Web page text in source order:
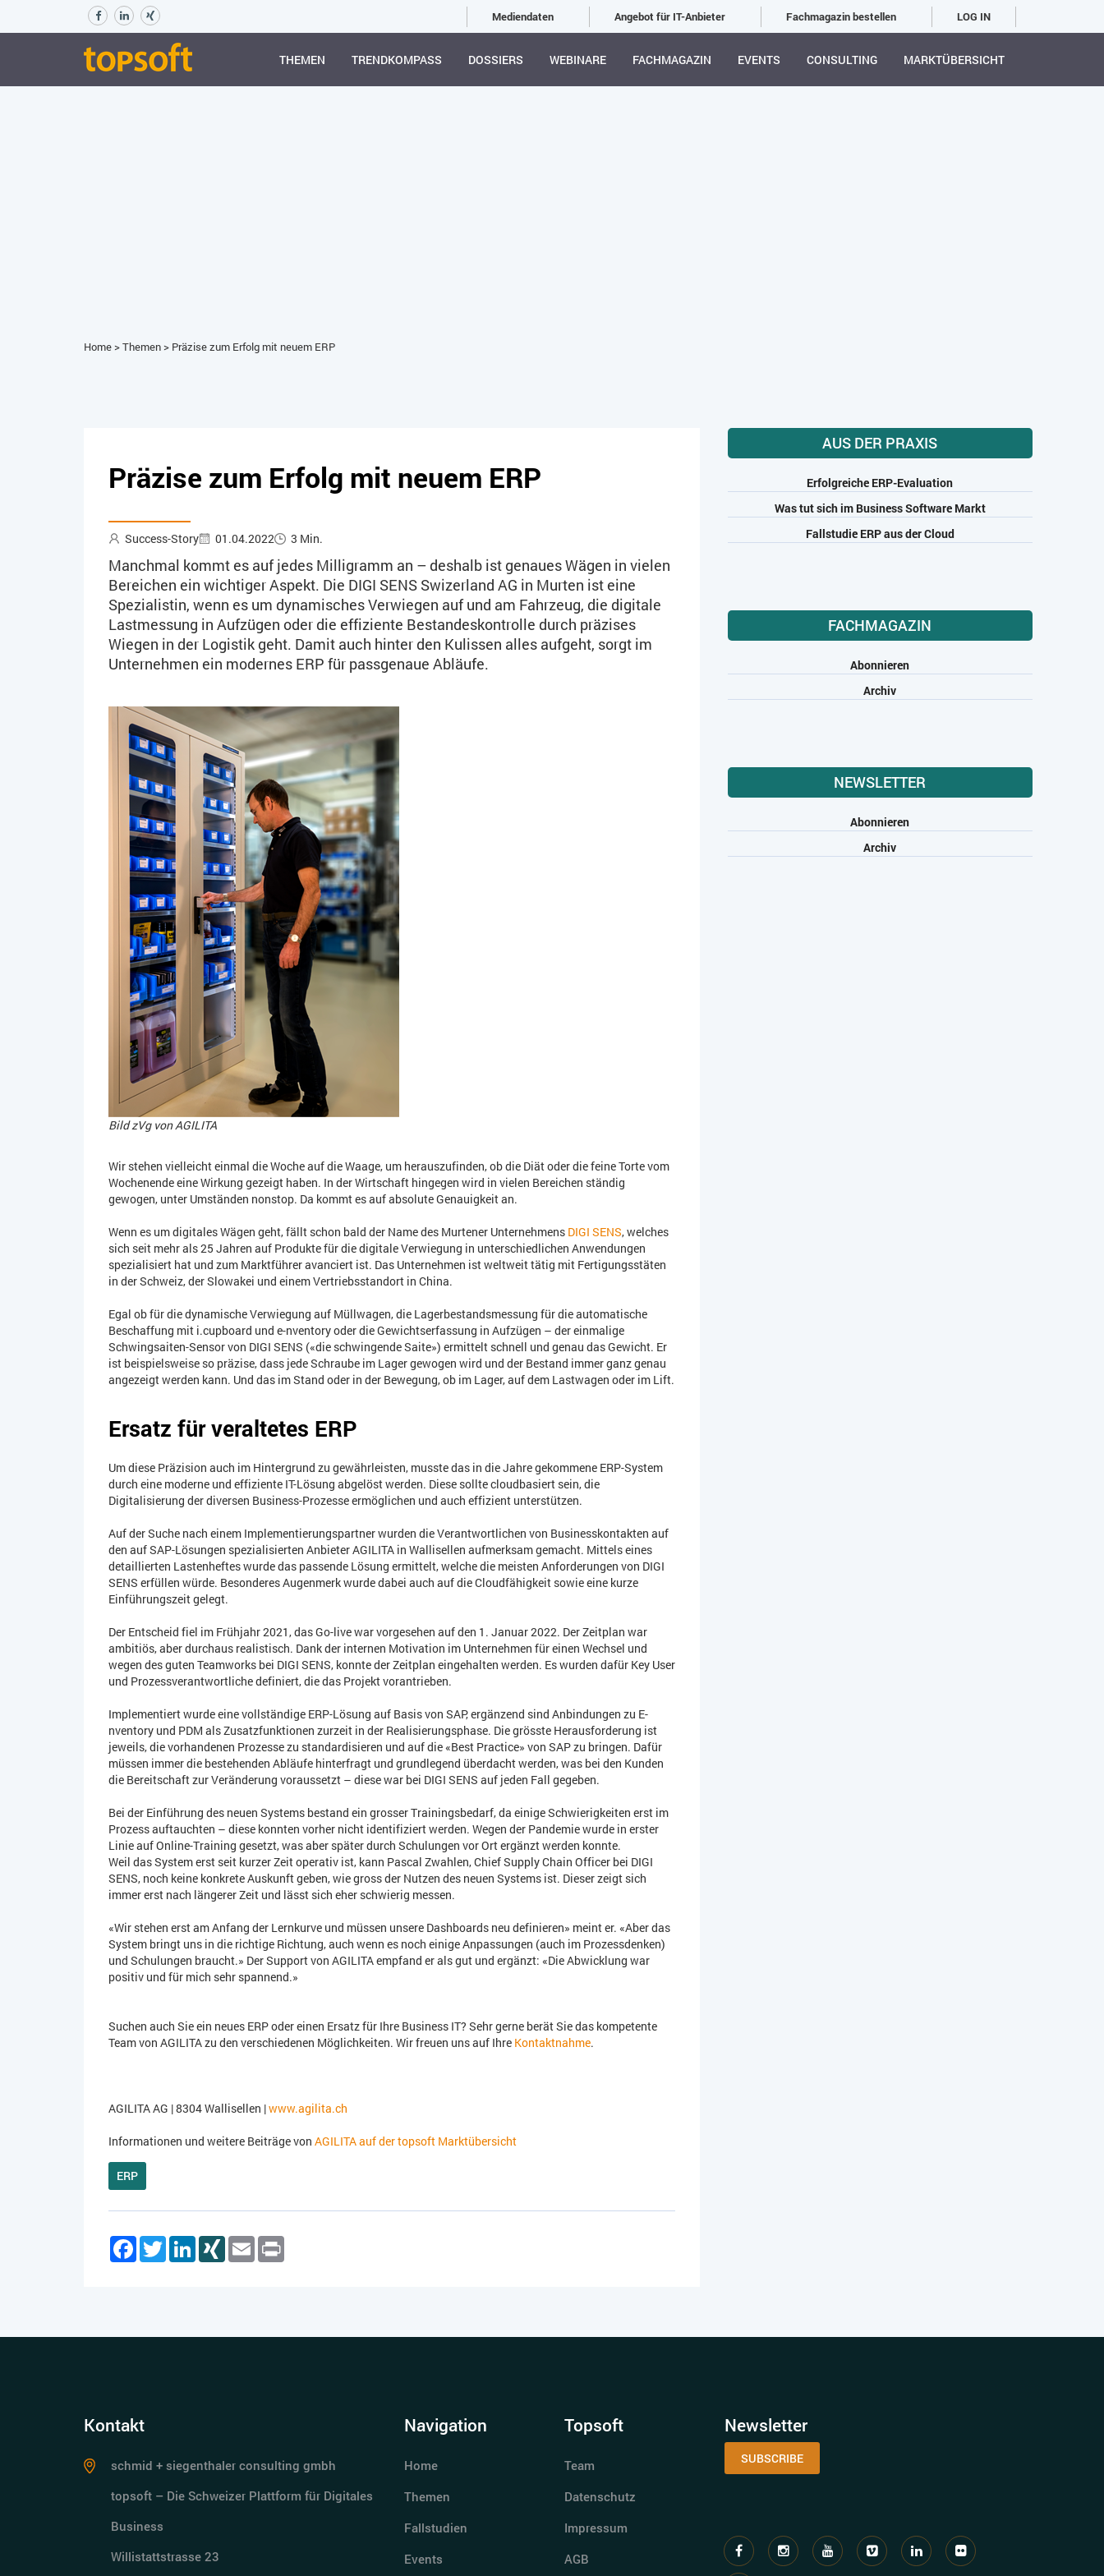
Mediendaten Angebot für IT-Anbieter Fachmagazin bestellen LOG IN
THEMEN TRENDKOMPASS DOSSIERS WEBINARE FACHMAGAZIN EVENTS CONSULTING MARKTÜBERSICHT
Home>Themen> Präzise zum Erfolg mit neuem ERP
Präzise zum Erfolg mit neuem ERP
Success-Story 01.04.2022 3 Min.
Manchmal kommt es auf jedes Milligramm an – deshalb ist genaues Wägen in vielen
Bereichen ein wichtiger Aspekt. Die DIGI SENS Swizerland AG in Murten ist eine
Spezialistin, wenn es um dynamisches Verwiegen auf und am Fahrzeug, die digitale
Lastmessung in Aufzügen oder die effiziente Bestandeskontrolle durch präzises
Wiegen in der Logistik geht. Damit auch hinter den Kulissen alles aufgeht, sorgt im
Unternehmen ein modernes ERP für passgenaue Abläufe.
Bild zVg von AGILITA
Wir stehen vielleicht einmal die Woche auf die Waage, um herauszufinden, ob die Diät oder die feine Torte vom
Wochenende eine Wirkung gezeigt haben. In der Wirtschaft hingegen wird in vielen Bereichen ständig
gewogen, unter Umständen nonstop. Da kommt es auf absolute Genauigkeit an.
Wenn es um digitales Wägen geht, fällt schon bald der Name des Murtener Unternehmens DIGI SENS, welches
sich seit mehr als 25 Jahren auf Produkte für die digitale Verwiegung in unterschiedlichen Anwendungen
spezialisiert hat und zum Marktführer avanciert ist. Das Unternehmen ist weltweit tätig mit Fertigungsstäten
in der Schweiz, der Slowakei und einem Vertriebsstandort in China.
Egal ob für die dynamische Verwiegung auf Müllwagen, die Lagerbestandsmessung für die automatische
Beschaffung mit i.cupboard und e-nventory oder die Gewichtserfassung in Aufzügen – der einmalige
Schwingsaiten-Sensor von DIGI SENS («die schwingende Saite») ermittelt schnell und genau das Gewicht. Er
ist beispielsweise so präzise, dass jede Schraube im Lager gewogen wird und der Bestand immer ganz genau
angezeigt werden kann. Und das im Stand oder in der Bewegung, ob im Lager, auf dem Lastwagen oder im Lift.
Ersatz für veraltetes ERP
Um diese Präzision auch im Hintergrund zu gewährleisten, musste das in die Jahre gekommene ERP-System
durch eine moderne und effiziente IT-Lösung abgelöst werden. Diese sollte cloudbasiert sein, die
Digitalisierung der diversen Business-Prozesse ermöglichen und auch effizient unterstützen.
Auf der Suche nach einem Implementierungspartner wurden die Verantwortlichen von Businesskontakten auf
den auf SAP-Lösungen spezialisierten Anbieter AGILITA in Wallisellen aufmerksam gemacht. Mittels eines
detaillierten Lastenheftes wurde das passende Lösung ermittelt, welche die meisten Anforderungen von DIGI
SENS erfüllen würde. Besonderes Augenmerk wurde dabei auch auf die Cloudfähigkeit sowie eine kurze
Einführungszeit gelegt.
Der Entscheid fiel im Frühjahr 2021, das Go-live war vorgesehen auf den 1. Januar 2022. Der Zeitplan war
ambitiös, aber durchaus realistisch. Dank der internen Motivation im Unternehmen für einen Wechsel und
wegen des guten Teamworks bei DIGI SENS, konnte der Zeitplan eingehalten werden. Es wurden dafür Key User
und Prozessverantwortliche definiert, die das Projekt vorantrieben.
Implementiert wurde eine vollständige ERP-Lösung auf Basis von SAP, ergänzend sind Anbindungen zu E-
nventory und PDM als Zusatzfunktionen zurzeit in der Realisierungsphase. Die grösste Herausforderung ist
jeweils, die vorhandenen Prozesse zu standardisieren und auf die «Best Practice» von SAP zu bringen. Dafür
müssen immer die bestehenden Abläufe hinterfragt und grundlegend überdacht werden, was bei den Kunden
die Bereitschaft zur Veränderung voraussetzt – diese war bei DIGI SENS auf jeden Fall gegeben.
Bei der Einführung des neuen Systems bestand ein grosser Trainingsbedarf, da einige Schwierigkeiten erst im
Prozess auftauchten – diese konnten vorher nicht identifiziert werden. Wegen der Pandemie wurde in erster
Linie auf Online-Training gesetzt, was aber später durch Schulungen vor Ort ergänzt werden konnte.
Weil das System erst seit kurzer Zeit operativ ist, kann Pascal Zwahlen, Chief Supply Chain Officer bei DIGI
SENS, noch keine konkrete Auskunft geben, wie gross der Nutzen des neuen Systems ist. Dieser zeigt sich
immer erst nach längerer Zeit und lässt sich eher schwierig messen.
«Wir stehen erst am Anfang der Lernkurve und müssen unsere Dashboards neu definieren» meint er. «Aber das
System bringt uns in die richtige Richtung, auch wenn es noch einige Anpassungen (auch im Prozessdenken)
und Schulungen braucht.» Der Support von AGILITA empfand er als gut und ergänzt: «Die Abwicklung war
positiv und für mich sehr spannend.»
Suchen auch Sie ein neues ERP oder einen Ersatz für Ihre Business IT? Sehr gerne berät Sie das kompetente
Team von AGILITA zu den verschiedenen Möglichkeiten. Wir freuen uns auf Ihre Kontaktnahme.
AGILITA AG | 8304 Wallisellen |www.agilita.ch
Informationen und weitere Beiträge von AGILITA auf der topsoft Marktübersicht
ERP
FacebookTwitterLinkedInXING Email
AUS DER PRAXIS
Erfolgreiche ERP-Evaluation
Was tut sich im Business Software Markt
Fallstudie ERP aus der Cloud
FACHMAGAZIN
Abonnieren
Archiv
NEWSLETTER
Abonnieren
Archiv
Kontakt
schmid + siegenthaler consulting gmbh
topsoft – Die Schweizer Plattform für Digitales
Business
Willistattstrasse 23
Navigation
Home
Themen
Fallstudien
Events
Topsoft
Team
Datenschutz
Impressum
AGB
Newsletter
SUBSCRIBE